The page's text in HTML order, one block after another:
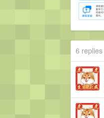
6 replies